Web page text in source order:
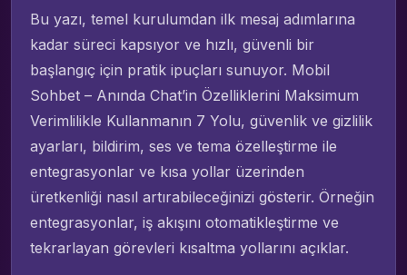
Bu yazı, temel kurulumdan ilk mesaj adımlarına
kadar süreci kapsıyor ve hızlı, güvenli bir
başlangıç için pratik ipuçları sunuyor. Mobil
Sohbet – Anında Chat’in Özelliklerini Maksimum
Verimlilikle Kullanmanın 7 Yolu, güvenlik ve gizlilik
ayarları, bildirim, ses ve tema özelleştirme ile
entegrasyonlar ve kısa yollar üzerinden
üretkenliği nasıl artırabileceğinizi gösterir. Örneğin
entegrasyonlar, iş akışını otomatikleştirme ve
tekrarlayan görevleri kısaltma yollarını açıklar.